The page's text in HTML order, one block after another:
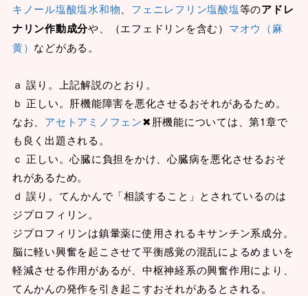
キノール塩酸塩水和物
フェニレフリン塩酸塩等のアドレ
ナリン作動成分や、（エフェドリンを含む） マオウ（麻
黄） などがある。
ａ 誤り。上記解説のとおり。
ｂ 正しい。肝機能障害を悪化させるおそれがあるため。
なお、 アセトアミノフェン✖肝機能については、第1章で
も良く出題される。
ｃ 正しい。心臓に負担をかけ、心臓病を悪化させるおそ
れがあるため。
ｄ 誤り。てんかんで「相談すること」とされているのは
ジプロフィリン。
ジプロフィリンは鎮暈薬に使用されるキサンチン系成分。
脳に軽い興奮を起こさせて平衡感覚の混乱によるめまいを
軽減させる作用があるが、中枢神経系の興奮作用により、
てんかんの発作を引き起こすおそれがあるとされる。